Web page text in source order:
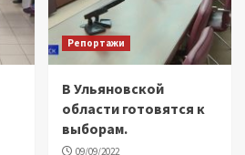
Репортажи
В Ульяновской
области готовятся к
выборам.
09/09/2022